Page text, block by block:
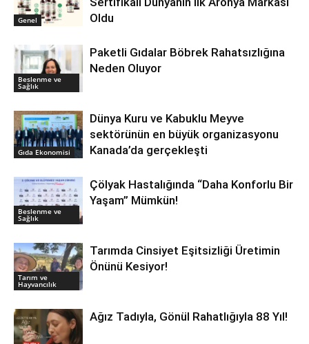
Genel
Oldu
Beslenme ve
Sağlık
Paketli Gıdalar Böbrek Rahatsızlığına
Neden Oluyor
Gıda Ekonomisi
Dünya Kuru ve Kabuklu Meyve
sektörünün en büyük organizasyonu
Kanada’da gerçekleşti
Beslenme ve
Sağlık
Çölyak Hastalığında “Daha Konforlu Bir
Yaşam” Mümkün!
Tarım ve
Hayvancılık
Tarımda Cinsiyet Eşitsizliği Üretimin
Önünü Kesiyor!
Ağız Tadıyla, Gönül Rahatlığıyla 88 Yıl!